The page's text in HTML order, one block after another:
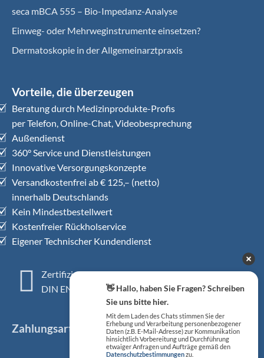
seca mBCA 555 – Bio-Impedanz-Analyse
Einweg- oder Mehrweginstrumente einsetzen?
Dermatoskopie in der Allgemeinarztpraxis
Vorteile, die überzeugen
Beratung durch Medizinprodukte-Profis
per Telefon, Online-Chat, Videobesprechung
Außendienst
360° Service und Dienstleistungen
Innovative Versorgungskonzepte
Versandkostenfrei ab € 125,– (netto)
innerhalb Deutschlands
Kein Mindestbestellwert
Kostenfreier Rückholservice
Eigener Technischer Kundendienst
Zertifiziertes QM-System
DIN EN ISO 13485
Zahlungsarten
👋 Hallo, haben Sie Fragen? Schreiben
Sie uns bitte hier.
Mit dem Laden des Chats stimmen Sie der
Erhebung und Verarbeitung personenbezogener
Daten (z.B. E-Mail-Adresse) zur Kommunikation
hinsichtlich Vorbereitung und Durchführung
etwaiger Anfragen und Aufträge gemäß den
Datenschutzbestimmungenzu.